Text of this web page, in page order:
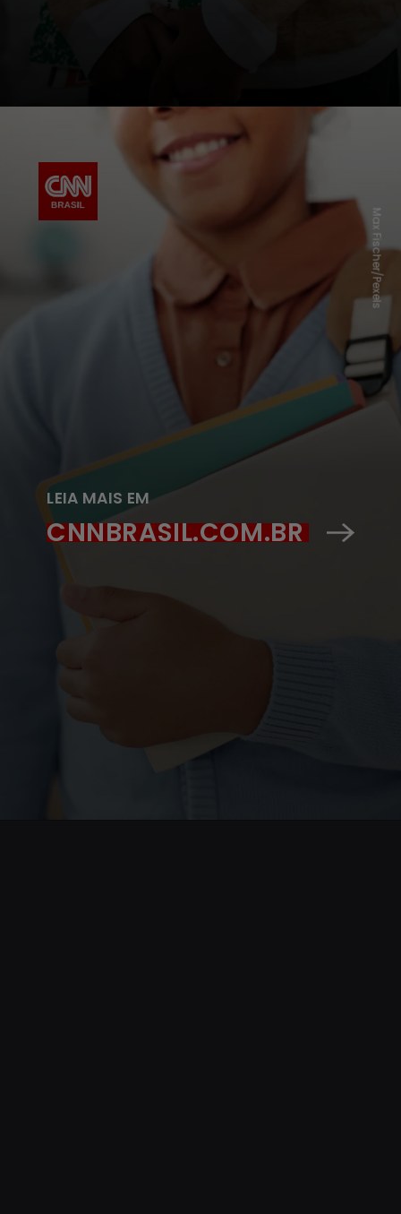
Max Fischer/Pexels
LEIA MAIS EM
CNNBRASIL.COM.BR